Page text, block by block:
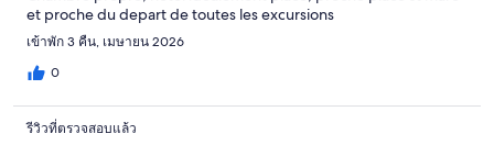
et proche du depart de toutes les excursions
เข้าพัก 3 คืน, เมษายน 2026
0
รีวิวที่ตรวจสอบแล้ว